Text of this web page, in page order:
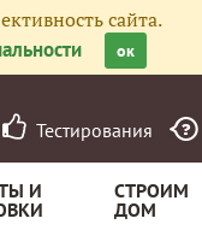
сайта.
ок
Тестирования
И
СТРОИМ
ДОМ